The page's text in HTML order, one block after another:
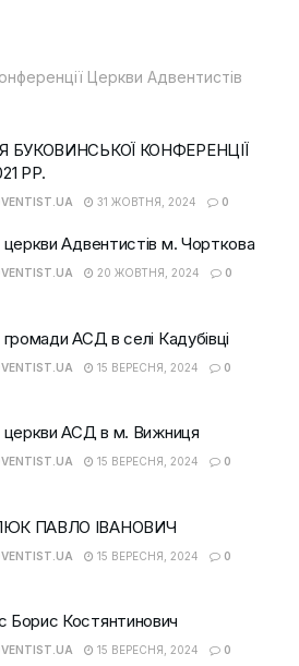
Церкви Адвентистів
БУКОВИНСЬКОЇ КОНФЕРЕНЦІЇ
РР.
31 ЖОВТНЯ, 2024 0
церкви Адвентистів м. Чорткова
20 ЖОВТНЯ, 2024 0
громади АСД в селі Кадубівці
15 ВЕРЕСНЯ, 2024 0
церкви АСД в м. Вижниця
15 ВЕРЕСНЯ, 2024 0
ПАВЛО ІВАНОВИЧ
15 ВЕРЕСНЯ, 2024 0
Борис Костянтинович
15 ВЕРЕСНЯ, 2024 0